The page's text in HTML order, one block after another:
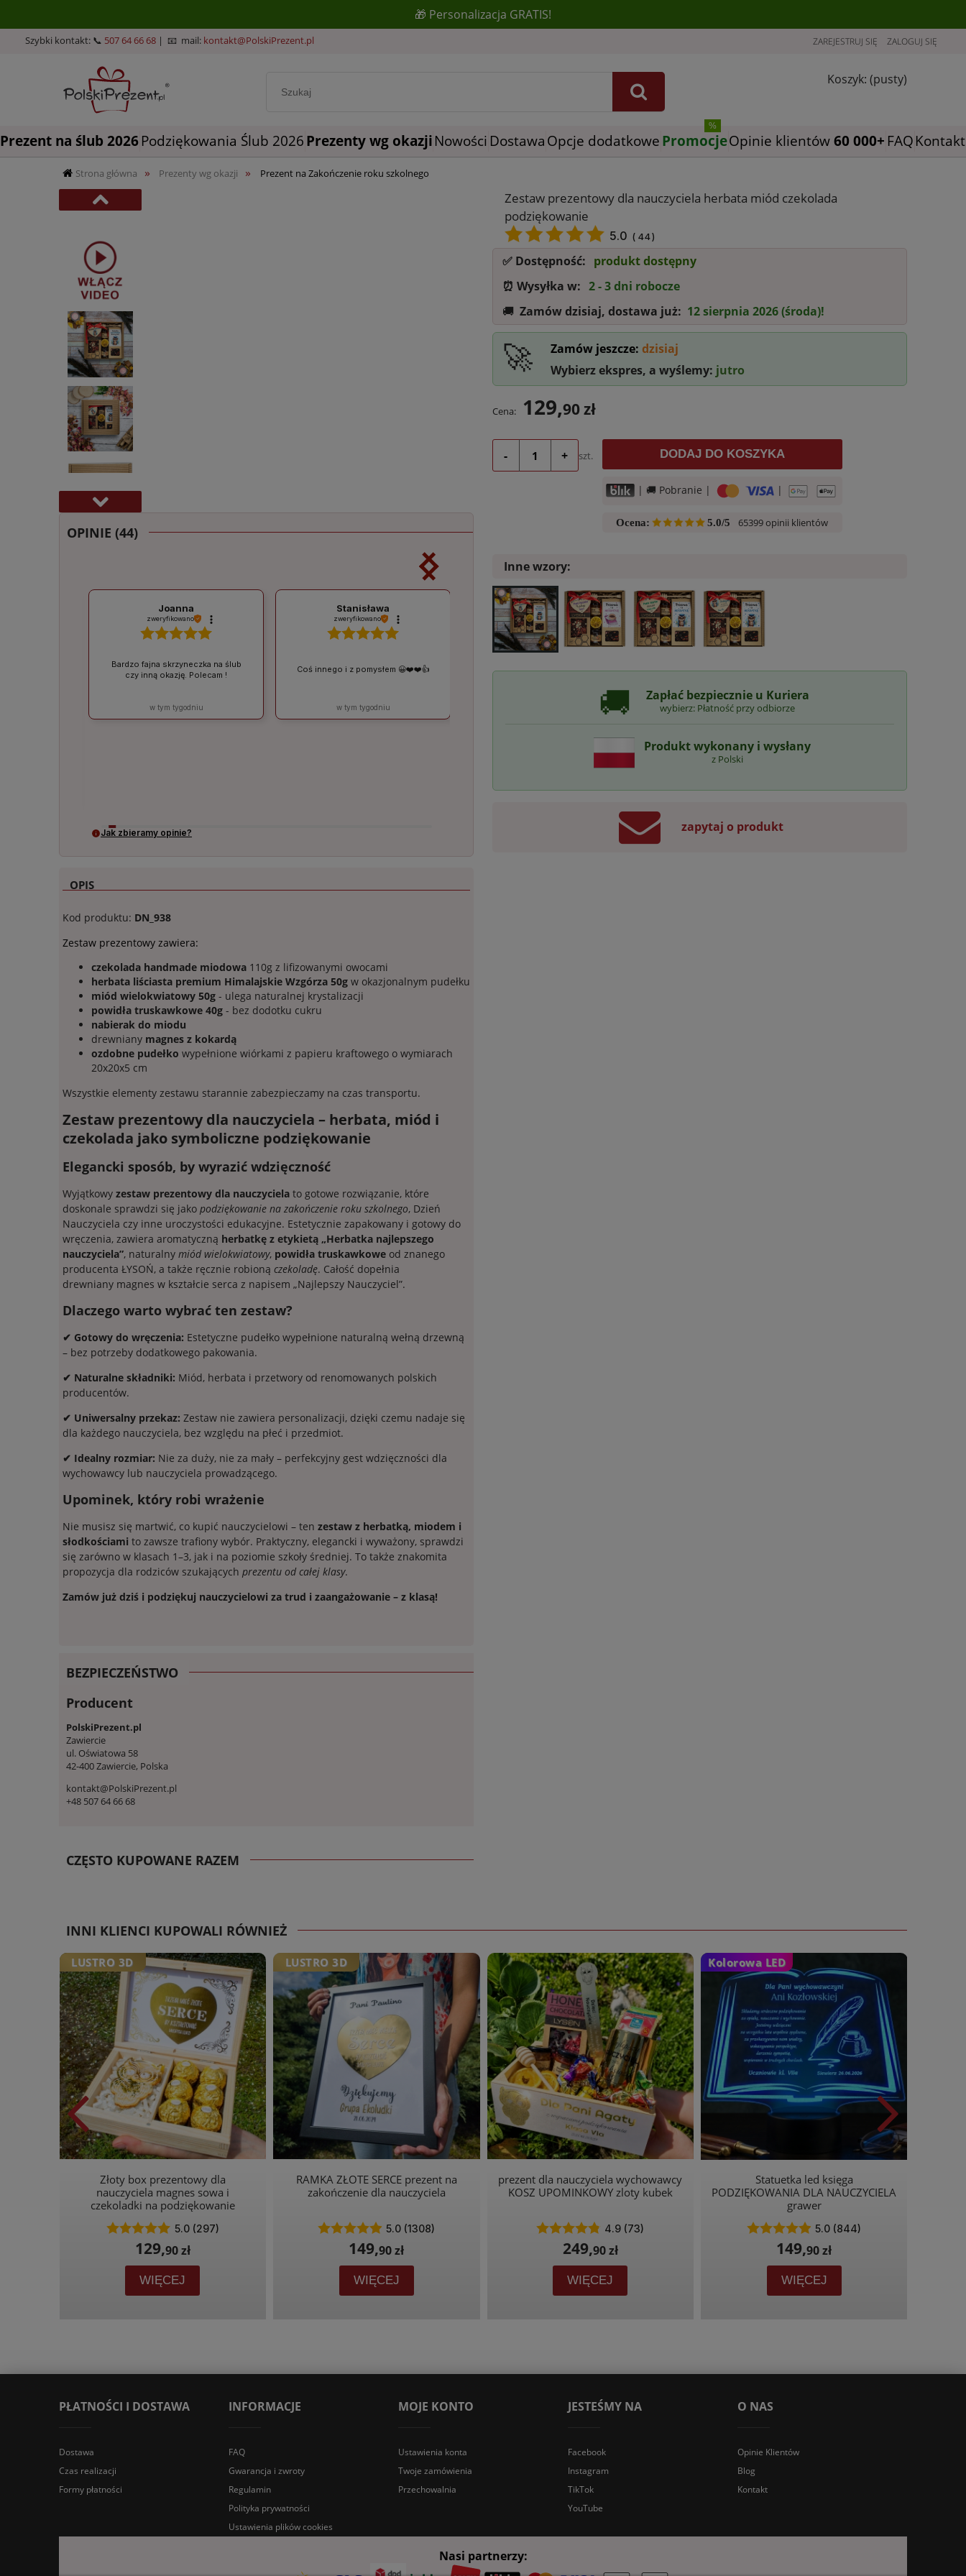
🎁 Personalizacja GRATIS!
Szybki kontakt: 📞 507 64 66 68 | 📧 mail: kontakt@PolskiPrezent.pl ZAREJESTRUJ SIĘ ZALOGUJ SIĘ
Koszyk: (pusty)
Prezent na ślub 2026Podziękowania Ślub 2026Prezenty wg okazjiNowości DostawaOpcje dodatkowePromocjeOpinie klientów FAQKontakt
Strona główna » Prezenty wg okazji » Prezent na Zakończenie roku szkolnego
Zestaw prezentowy dla nauczyciela herbata miód czekolada
podziękowanie
5.0 ( 44)
OPIS
Kod produktu: DN_938
Zestaw prezentowy zawiera:
czekolada handmade miodowa 110g z lifizowanymi owocami
herbata liściasta premium Himalajskie Wzgórza 50g w okazjonalnym pudełku
miód wielokwiatowy 50g - ulega naturalnej krystalizacji
powidła truskawkowe 40g - bez dodotku cukru
nabierak do miodu
drewniany magnes z kokardą
ozdobne pudełko wypełnione wiórkami z papieru kraftowego o wymiarach
20x20x5 cm
Wszystkie elementy zestawu starannie zabezpieczamy na czas transportu.
Zestaw prezentowy dla nauczyciela – herbata, miód i
czekolada jako symboliczne podziękowanie
Elegancki sposób, by wyrazić wdzięczność
Wyjątkowy zestaw prezentowy dla nauczyciela to gotowe rozwiązanie, które
doskonale sprawdzi się jako podziękowanie na zakończenie roku szkolnego, Dzień
Nauczyciela czy inne uroczystości edukacyjne. Estetycznie zapakowany i gotowy do
wręczenia, zawiera aromatyczną herbatkę z etykietą „Herbatka najlepszego
nauczyciela”, naturalny miód wielokwiatowy, powidła truskawkowe od znanego
producenta ŁYSOŃ, a także ręcznie robioną czekoladę. Całość dopełnia
drewniany magnes w kształcie serca z napisem „Najlepszy Nauczyciel”.
Dlaczego warto wybrać ten zestaw?
✔ Gotowy do wręczenia: Estetyczne pudełko wypełnione naturalną wełną drzewną
– bez potrzeby dodatkowego pakowania.
✔ Naturalne składniki: Miód, herbata i przetwory od renomowanych polskich
producentów.
✔ Uniwersalny przekaz: Zestaw nie zawiera personalizacji, dzięki czemu nadaje się
dla każdego nauczyciela, bez względu na płeć i przedmiot.
✔ Idealny rozmiar: Nie za duży, nie za mały – perfekcyjny gest wdzięczności dla
wychowawcy lub nauczyciela prowadzącego.
Upominek, który robi wrażenie
Nie musisz się martwić, co kupić nauczycielowi – ten zestaw z herbatką, miodem i
słodkościami to zawsze trafiony wybór. Praktyczny, elegancki i wyważony, sprawdzi
się zarówno w klasach 1–3, jak i na poziomie szkoły średniej. To także znakomita
propozycja dla rodziców szukających prezentu od całej klasy.
Zamów już dziś i podziękuj nauczycielowi za trud i zaangażowanie – z klasą!
BEZPIECZEŃSTWO
Producent
PolskiPrezent.pl
Zawiercie
ul. Oświatowa 58
42-400 Zawiercie, Polska
kontakt@PolskiPrezent.pl
+48 507 64 66 68
OPINIE (44)
Jak zbieramy opinie?
Joanna
zweryfikowano
Bardzo fajna skrzyneczka na ślub
czy inną okazję. Polecam !
w tym tygodniu
Stanisława
zweryfikowano
Coś innego i z pomysłem 😀❤️❤️👍️
w tym tygodniu
Anna
zweryfikowano
Świetny pomysł. Spersonalizowany
zauważy i zapamięta, a
Anna
zweryfikowano
prezent, który wyróznia się
w tym miesiącu
zapakowane, szybka
CZĘSTO KUPOWANE RAZEM
✅ Dostępność: produkt dostępny
⏰ Wysyłka w: 2 - 3 dni robocze
🚚‎ ‎ Zamów dzisiaj, dostawa już: 12 sierpnia 2026 (środa)!
🚀 Zamów jeszcze: dzisiaj
Wybierz ekspres, a wyślemy: jutro
Cena: 129,90 zł
- + szt. DODAJ DO KOSZYKA
| 🚚 Pobranie | |
Ocena: 5.0/5 65399 opinii klientów
Inne wzory:
🚚 Zapłać bezpiecznie u Kuriera
wybierz: Płatność przy odbiorze
Produkt wykonany i wysłany
z Polski
zapytaj o produkt
INNI KLIENCI KUPOWALI RÓWNIEŻ
Złoty box prezentowy dla
nauczyciela magnes sowa i
czekoladki na podziękowanie
5.0 (297)
129,90 zł
WIĘCEJ
LUSTRO 3D
RAMKA ZŁOTE SERCE prezent na
zakończenie dla nauczyciela
5.0 (1308)
149,90 zł
WIĘCEJ
LUSTRO 3D
prezent dla nauczyciela wychowawcy
KOSZ UPOMINKOWY zloty kubek
4.9 (73)
249,90 zł
WIĘCEJ
Statuetka led księga
PODZIĘKOWANIA DLA NAUCZYCIELA
grawer
5.0 (844)
149,90 zł
WIĘCEJ
Kolorowa LED
PŁATNOŚCI I DOSTAWA
Dostawa
Czas realizacji
Formy płatności
INFORMACJE
FAQ
Gwarancja i zwroty
Regulamin
Polityka prywatności
Ustawienia plików cookies
MOJE KONTO
Ustawienia konta
Twoje zamówienia
Przechowalnia
JESTEŚMY NA
Facebook
Instagram
TikTok
YouTube
O NAS
Opinie Klientów
Blog
Kontakt
Nasi partnerzy: